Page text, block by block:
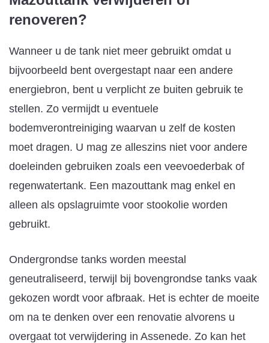
renoveren?
Wanneer u de tank niet meer gebruikt omdat u
bijvoorbeeld bent overgestapt naar een andere
energiebron, bent u verplicht ze buiten gebruik te
stellen. Zo vermijdt u eventuele
bodemverontreiniging waarvan u zelf de kosten
moet dragen. U mag ze alleszins niet voor andere
doeleinden gebruiken zoals een veevoederbak of
regenwatertank. Een mazouttank mag enkel en
alleen als opslagruimte voor stookolie worden
gebruikt.
Ondergrondse tanks worden meestal
geneutraliseerd, terwijl bij bovengrondse tanks vaak
gekozen wordt voor afbraak. Het is echter de moeite
om na te denken over een renovatie alvorens u
overgaat tot verwijdering in Assenede. Zo kan het